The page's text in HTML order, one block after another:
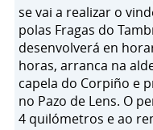
se vai a realizar o
polas Fragas do
desenvolverá en
horas, arranca na
capela do Corpiño e
no Pazo de Lens. O
4 quilómetros e ao